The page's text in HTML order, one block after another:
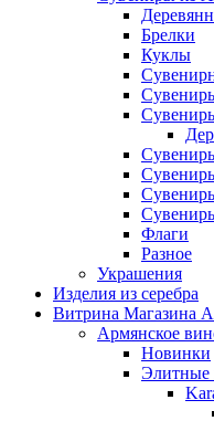
Брелки
Куклы
Флаги
Разное
Украшения
Изделия из серебра
Витрина Магазина
Армянское
Новинки
Элитные